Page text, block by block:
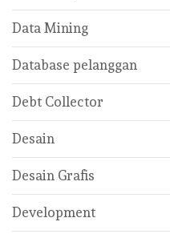
Data Mining
Database pelanggan
Debt Collector
Desain
Desain Grafis
Development